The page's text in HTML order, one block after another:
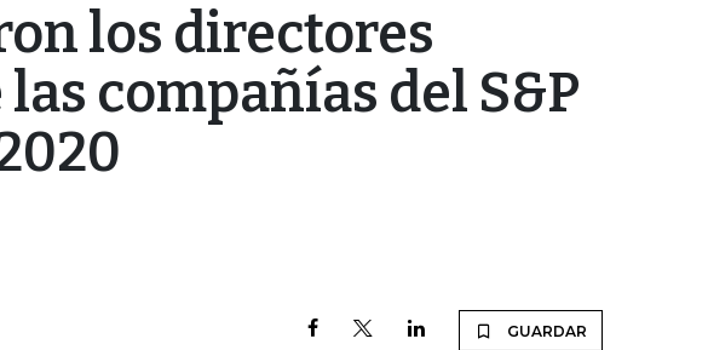
los directores
compañías del S&P
GUARDAR